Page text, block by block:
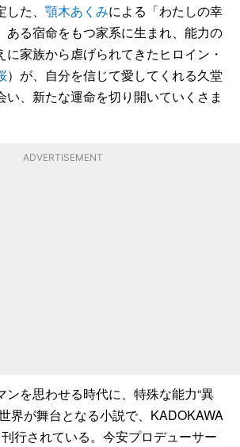
た、 顎木あくみによる「わたしの幸
ある宿命をもつ家系に生まれ、能力の
に家族から虐げられてきたヒロイン・
）が、自分を信じて愛してくれる久堂
い、新たな運命を切り開いていくさま
ADVERTISEMENT
を思わせる時代に、特殊な能力“異
界が舞台となる小説で、KADOKAWA
行されている。今安プロデューサー